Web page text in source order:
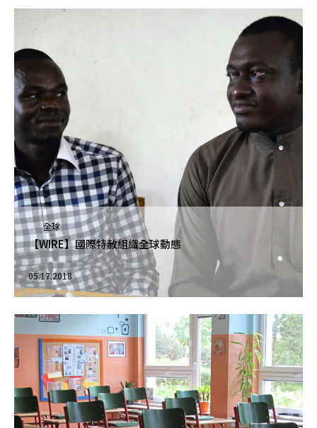
全球
【WIRE】國際特赦組織全球動態
05.17.2018